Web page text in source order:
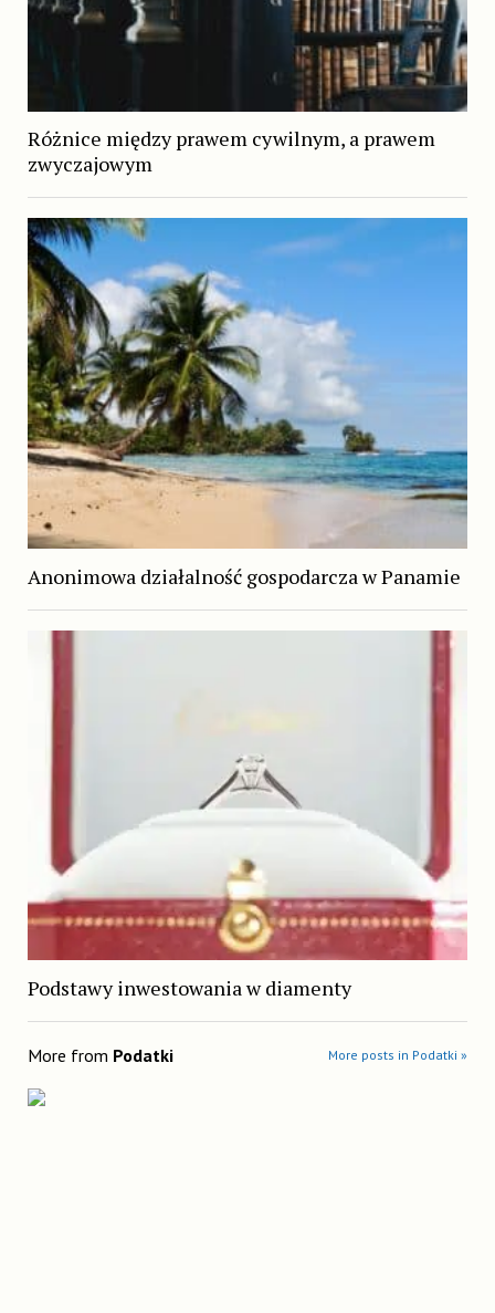
Różnice między prawem cywilnym, a prawem
zwyczajowym
Anonimowa działalność gospodarcza w Panamie
Podstawy inwestowania w diamenty
More from Podatki More posts in Podatki »